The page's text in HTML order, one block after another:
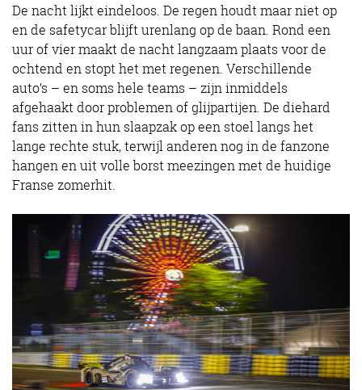
De nacht lijkt eindeloos. De regen houdt maar niet op
en de safetycar blijft urenlang op de baan. Rond een
uur of vier maakt de nacht langzaam plaats voor de
ochtend en stopt het met regenen. Verschillende
auto’s – en soms hele teams – zijn inmiddels
afgehaakt door problemen of glijpartijen. De diehard
fans zitten in hun slaapzak op een stoel langs het
lange rechte stuk, terwijl anderen nog in de fanzone
hangen en uit volle borst meezingen met de huidige
Franse zomerhit.